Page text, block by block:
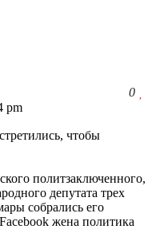
0
pm
чтобы
политзаключенного,
депутата трех
собрались его
жена политика